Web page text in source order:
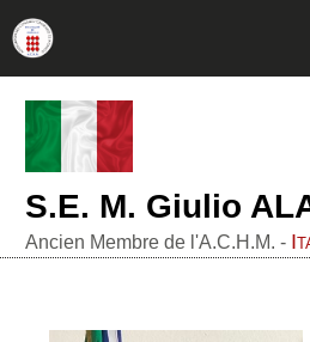
S.E. M. Giulio
Ancien Membre de l'A.C.H.M. -